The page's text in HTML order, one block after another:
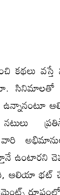
కథలు వస్తే
సినిమాలతో
ఉంటారని
ఆలియా భట్